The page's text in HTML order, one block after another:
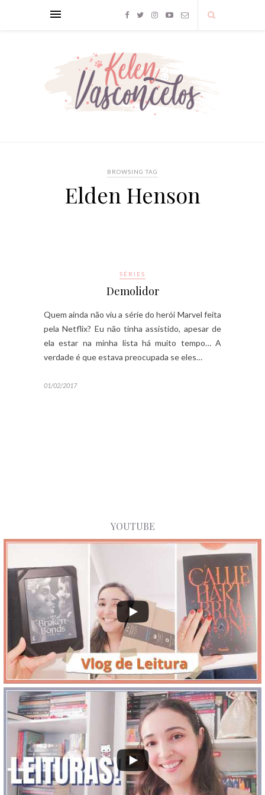
BROWSING TAG
Elden Henson
SÉRIES
Demolidor
Quem ainda não viu a série do herói Marvel feita
pela Netflix? Eu não tinha assistido, apesar de
ela estar na minha lista há muito tempo… A
verdade é que estava preocupada se eles…
01/02/2017
YOUTUBE